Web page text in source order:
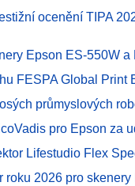
ocenění TIPA
Epson ES-550W a
FESPA Global Print
průmyslových
pro Epson za
Lifestudio Flex
roku 2026 pro skenery